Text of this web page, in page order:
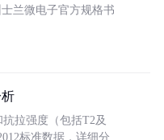
兰微电子官方规格书
拉强度（包括T2及
标准数据，详细分